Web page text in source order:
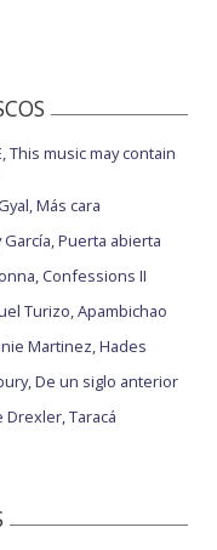
This music may contain
Más cara
García, Puerta abierta
Confessions II
Turizo, Apambichao
Martinez, Hades
De un siglo anterior
Drexler, Taracá